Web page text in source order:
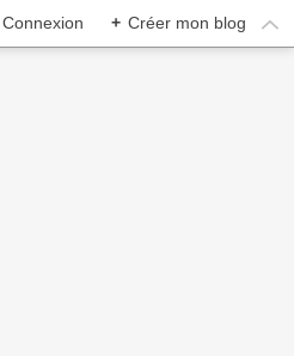
Connexion + Créer mon blog